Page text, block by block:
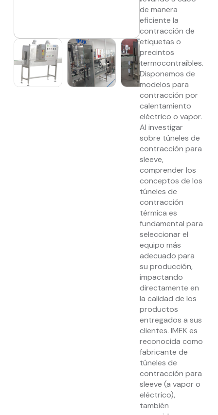
de manera
eficiente la
contracción de
etiquetas o
precintos
termocontraíbles.
Disponemos de
modelos para
contracción por
calentamiento
eléctrico o vapor.
Al investigar
sobre túneles de
contracción para
sleeve,
comprender los
conceptos de los
túneles de
contracción
térmica es
fundamental para
seleccionar el
equipo más
adecuado para
su producción,
impactando
directamente en
la calidad de los
productos
entregados a sus
clientes. IMEK es
reconocida como
fabricante de
túneles de
contracción para
sleeve (a vapor o
eléctrico),
también